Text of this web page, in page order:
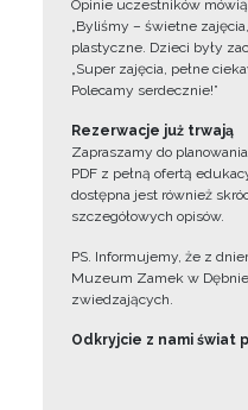
Opinie uczestników
„Byliśmy – świetne
plastyczne. Dzieci były
„Super zajęcia, pełne
Polecamy serdecznie!”
Rezerwacje już trwają
Zapraszamy do
PDF z pełną ofertą
dostępna jest również
szczegółowych opisów.
PS. Informujemy, że z
Muzeum Zamek w
zwiedzających.
Odkryjcie z nami świat